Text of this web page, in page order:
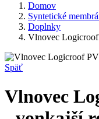
Domov
Syntetické
Doplnky
Vlnovec
Späť
Vlnovec